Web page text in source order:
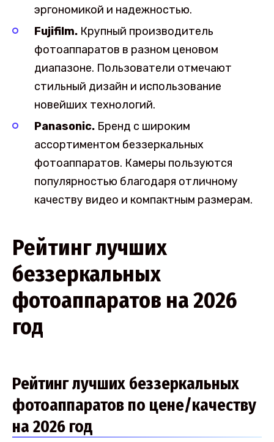
эргономикой и надежностью.
Fujifilm. Крупный производитель
фотоаппаратов в разном ценовом
диапазоне. Пользователи отмечают
стильный дизайн и использование
новейших технологий.
Panasonic. Бренд с широким
ассортиментом беззеркальных
фотоаппаратов. Камеры пользуются
популярностью благодаря отличному
качеству видео и компактным размерам.
Рейтинг лучших
беззеркальных
фотоаппаратов на 2026
год
Рейтинг лучших беззеркальных
фотоаппаратов по цене/качеству
на 2026 год